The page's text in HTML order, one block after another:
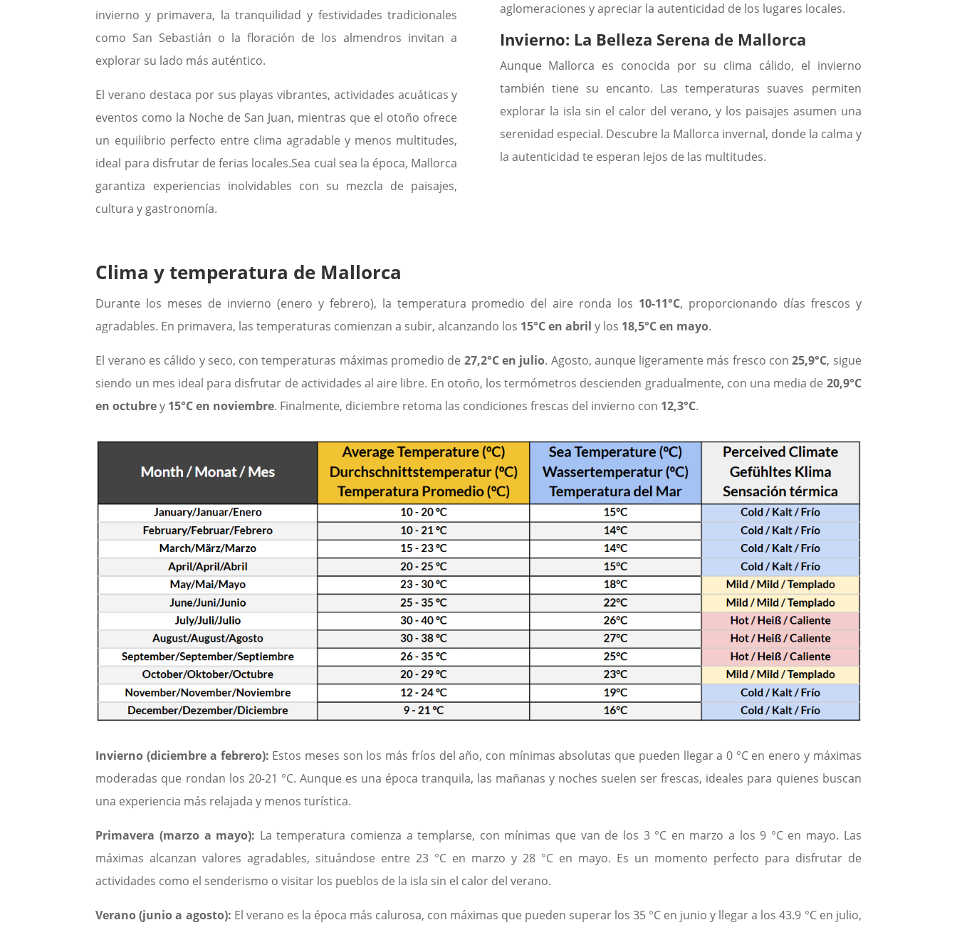
invierno y primavera, la tranquilidad y festividades tradicionales
como San Sebastián o la floración de los almendros invitan a
explorar su lado más auténtico.
El verano destaca por sus playas vibrantes, actividades acuáticas y
eventos como la Noche de San Juan, mientras que el otoño ofrece
un equilibrio perfecto entre clima agradable y menos multitudes,
ideal para disfrutar de ferias locales.Sea cual sea la época, Mallorca
garantiza experiencias inolvidables con su mezcla de paisajes,
cultura y gastronomía.
aglomeraciones y apreciar la autenticidad de los lugares locales.
Invierno: La Belleza Serena de Mallorca
Aunque Mallorca es conocida por su clima cálido, el invierno
también tiene su encanto. Las temperaturas suaves permiten
explorar la isla sin el calor del verano, y los paisajes asumen una
serenidad especial. Descubre la Mallorca invernal, donde la calma y
la autenticidad te esperan lejos de las multitudes.
Clima y temperatura de Mallorca
Durante los meses de invierno (enero y febrero), la temperatura promedio del aire ronda los 10-11°C, proporcionando días frescos y
agradables. En primavera, las temperaturas comienzan a subir, alcanzando los 15°C en abril y los 18,5°C en mayo.
El verano es cálido y seco, con temperaturas máximas promedio de 27,2°C en julio. Agosto, aunque ligeramente más fresco con25,9°C, sigue
siendo un mes ideal para disfrutar de actividades al aire libre. En otoño, los termómetros descienden gradualmente, con una media de 20,9°C
en octubrey 15°C en noviembre. Finalmente, diciembre retoma las condiciones frescas del invierno con 12,3°C.
Invierno (diciembre a febrero): Estos meses son los más fríos del año, con mínimas absolutas que pueden llegar a 0 °C en enero y máximas
moderadas que rondan los 20-21 °C. Aunque es una época tranquila, las mañanas y noches suelen ser frescas, ideales para quienes buscan
una experiencia más relajada y menos turística.
Primavera (marzo a mayo): La temperatura comienza a templarse, con mínimas que van de los 3 °C en marzo a los 9 °C en mayo. Las
máximas alcanzan valores agradables, situándose entre 23 °C en marzo y 28 °C en mayo. Es un momento perfecto para disfrutar de
actividades como el senderismo o visitar los pueblos de la isla sin el calor del verano.
Verano (junio a agosto): El verano es la época más calurosa, con máximas que pueden superar los 35 °C en junio y llegar a los 43.9 °C en julio,